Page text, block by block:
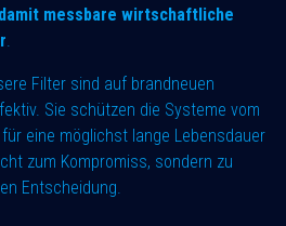
messbare wirtschaftliche
.
Filter sind auf brandneuen
Sie schützen die Systeme vom
eine möglichst lange Lebensdauer
zum Kompromiss, sondern zu
Entscheidung.